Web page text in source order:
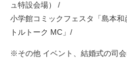
ュ特設会場） /
小学館コミックフェスタ「島本
トルトーク MC」/
※その他 イベント、結婚式の司